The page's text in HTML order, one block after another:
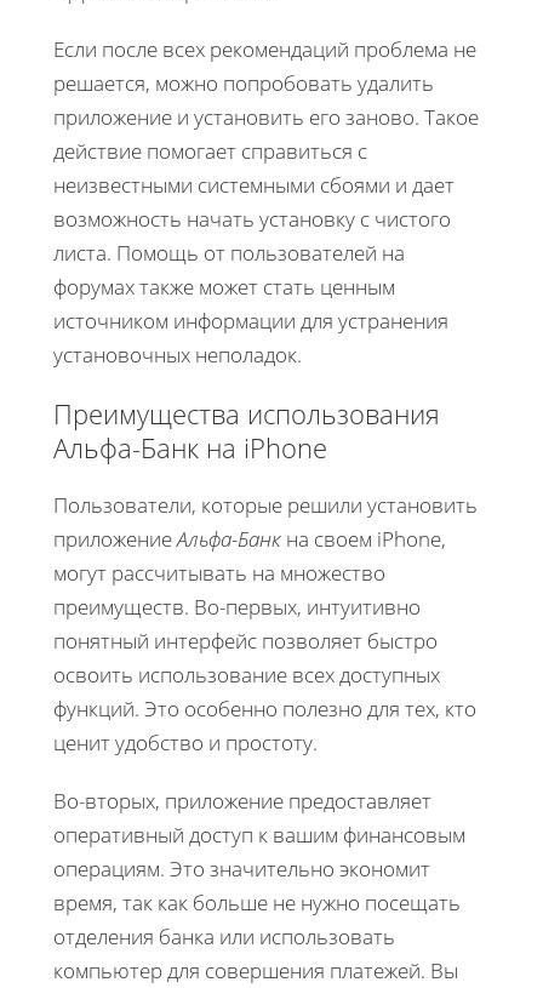
Если после всех рекомендаций проблема не
решается, можно попробовать удалить
приложение и установить его заново. Такое
действие помогает справиться с
неизвестными системными сбоями и дает
возможность начать установку с чистого
листа. Помощь от пользователей на
форумах также может стать ценным
источником информации для устранения
установочных неполадок.
Преимущества использования
Альфа-Банк на iPhone
Пользователи, которые решили установить
приложениеАльфа-Банк на своем iPhone,
могут рассчитывать на множество
преимуществ. Во-первых, интуитивно
понятный интерфейс позволяет быстро
освоить использование всех доступных
функций. Это особенно полезно для тех, кто
ценит удобство и простоту.
Во-вторых, приложение предоставляет
оперативный доступ к вашим финансовым
операциям. Это значительно экономит
время, так как больше не нужно посещать
отделения банка или использовать
компьютер для совершения платежей. Вы